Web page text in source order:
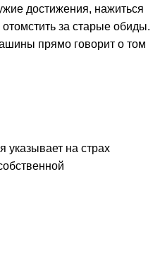
достижения, нажиться
отомстить за старые обиды.
прямо говорит о том
указывает на страх